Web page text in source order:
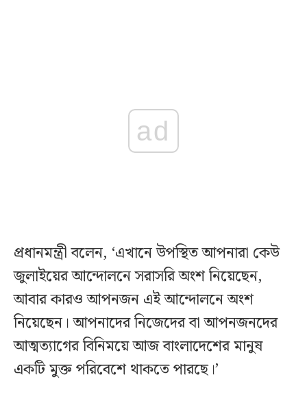
ad
প্রধানমন্ত্রী বলেন, ‘এখানে উপস্থিত আপনারা কেউ
জুলাইয়ের আন্দোলনে সরাসরি অংশ নিয়েছেন,
আবার কারও আপনজন এই আন্দোলনে অংশ
নিয়েছেন। আপনাদের নিজেদের বা আপনজনদের
আত্মত্যাগের বিনিময়ে আজ বাংলাদেশের মানুষ
একটি মুক্ত পরিবেশে থাকতে পারছে।’